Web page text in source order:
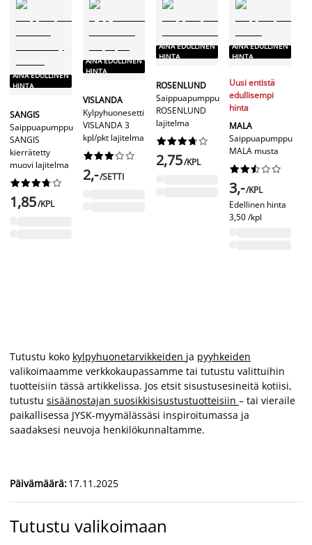
AINA EDULLINEN
HINTA
SANGIS
Saippuapumppu
SANGIS
kierrätetty
muovi lajitelma






1,85/KPL
AINA EDULLINEN
HINTA
VISLANDA
Kylpyhuonesetti
VISLANDA 3
kpl/pkt lajitelma






2,-/SETTI
AINA EDULLINEN
HINTA
ROSENLUND
Saippuapumppu
ROSENLUND
lajitelma






2,75/KPL
AINA EDULLINEN
HINTA
Uusi entistä
edullisempi
hinta
MALA
Saippuapumppu
MALA musta






3,-/KPL
Edellinen hinta
3,50 /kpl
Tutustu koko kylpyhuonetarvikkeiden ja pyyhkeiden
valikoimaamme verkkokaupassamme tai tutustu valittuihin
tuotteisiin tässä artikkelissa. Jos etsit sisustusesineitä kotiisi,
tutustu sisäänostajan suosikkisisustustuotteisiin – tai vieraile
paikallisessa JYSK-myymälässäsi inspiroitumassa ja
saadaksesi neuvoja henkilökunnaltamme.
Päivämäärä:17.11.2025
Tutustu valikoimaan